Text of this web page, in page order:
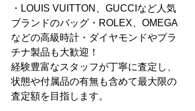
・LOUIS VUITTON、GUCCIなど人気
ブランドのバッグ・ROLEX、OMEGA
などの高級時計・ダイヤモンドやプラ
チナ製品も大歓迎！
経験豊富なスタッフが丁寧に査定し、
状態や付属品の有無も含めて最大限の
査定額を目指します。